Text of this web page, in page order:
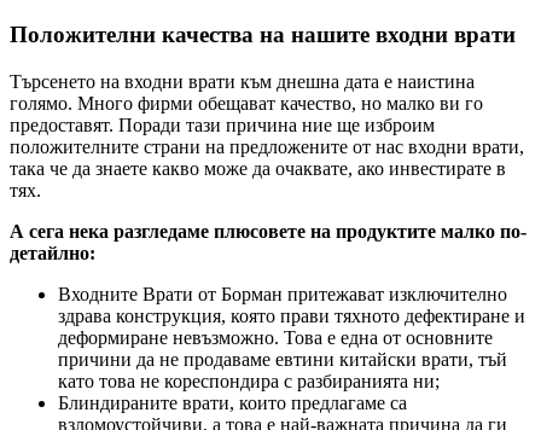
Положителни качества на нашите входни врати
Търсенето на входни врати към днешна дата е наистина
голямо. Много фирми обещават качество, но малко ви го
предоставят. Поради тази причина ние ще изброим
положителните страни на предложените от нас входни врати,
така че да знаете какво може да очаквате, ако инвестирате в
тях.
А сега нека разгледаме плюсовете на продуктите малко по-
детайлно:
Входните Врати от Борман притежават изключително
здрава конструкция, която прави тяхното дефектиране и
деформиране невъзможно. Това е една от основните
причини да не продаваме евтини китайски врати, тъй
като това не кореспондира с разбиранията ни;
Блиндираните врати, които предлагаме са
взломоустойчиви, а това е най-важната причина да ги